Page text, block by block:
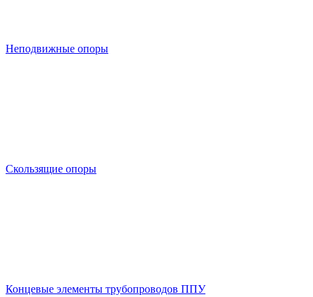
Неподвижные опоры
Скользящие опоры
Концевые элементы трубопроводов ППУ